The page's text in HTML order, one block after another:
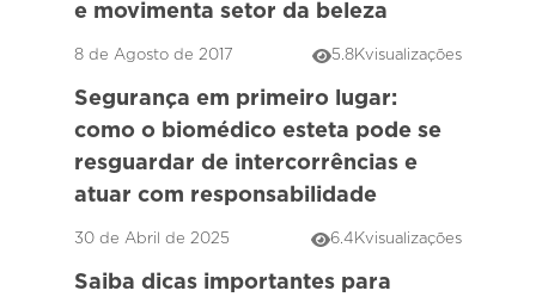
e movimenta setor da beleza
8 de Agosto de 2017 5.8Kvisualizações
Segurança em primeiro lugar:
como o biomédico esteta pode se
resguardar de intercorrências e
atuar com responsabilidade
30 de Abril de 2025 6.4Kvisualizações
Saiba dicas importantes para